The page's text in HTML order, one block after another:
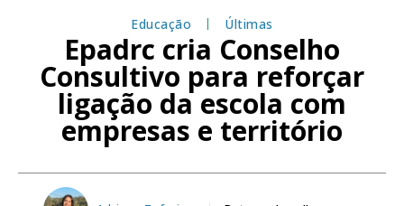
Educação Últimas
Epadrc cria Conselho
Consultivo para reforçar
ligação da escola com
empresas e território